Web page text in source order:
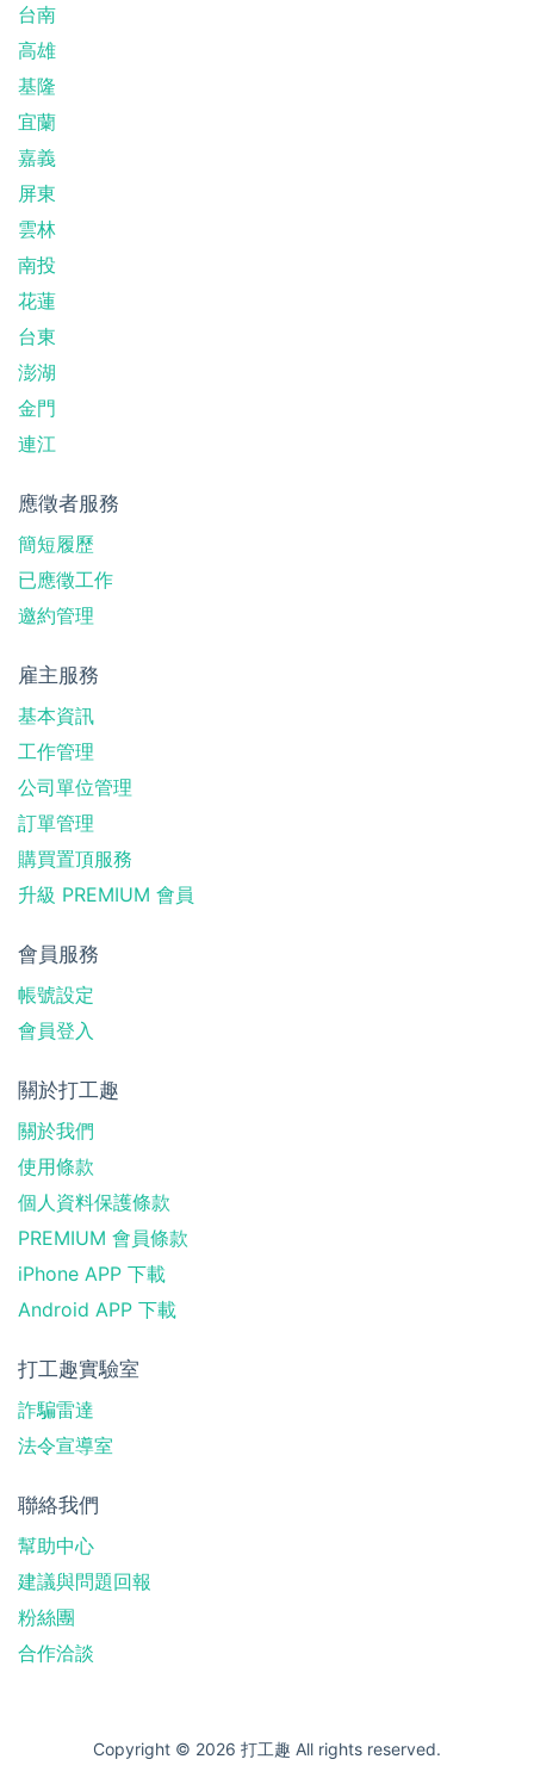
台南
高雄
基隆
宜蘭
嘉義
屏東
雲林
南投
花蓮
台東
澎湖
金門
連江
應徵者服務
簡短履歷
已應徵工作
邀約管理
雇主服務
基本資訊
工作管理
公司單位管理
訂單管理
購買置頂服務
升級 PREMIUM 會員
會員服務
帳號設定
會員登入
關於打工趣
關於我們
使用條款
個人資料保護條款
PREMIUM 會員條款
iPhone APP 下載
Android APP 下載
打工趣實驗室
詐騙雷達
法令宣導室
聯絡我們
幫助中心
建議與問題回報
粉絲團
合作洽談
Copyright © 2026 打工趣 All rights reserved.